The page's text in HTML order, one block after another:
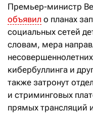
Премьер-министр
объявил о планах
социальных сетей
словам, мера
кибербуллинга и
также затронут
и стриминговых
прямых трансляций